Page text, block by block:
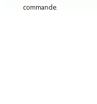
commande.